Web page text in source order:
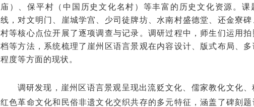
庙）、保平村（中国历史文化名村）等丰富的历史文化资源。课
线，对文明门、崖城学宫、少司徒牌坊、水南村盛德堂、还金寮
村等核心点位开展了逐项调查与记录。调研过程中，师生们运用
档等方法，系统梳理了崖州区语言景观在内容设计、版式布局、
程度等方面的现状。
调研发现，崖州区语言景观呈现出流贬文化、儒家教化文化、
红色革命文化和民俗非遗文化交织共存的多元特征，涵盖了碑刻题